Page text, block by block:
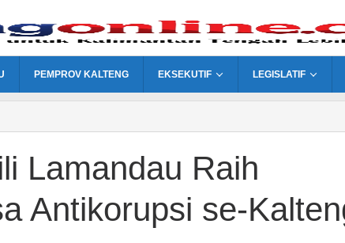
PEMPROV KALTENG EKSEKUTIF LEGISLATIF
Lamandau Raih
Antikorupsi se-